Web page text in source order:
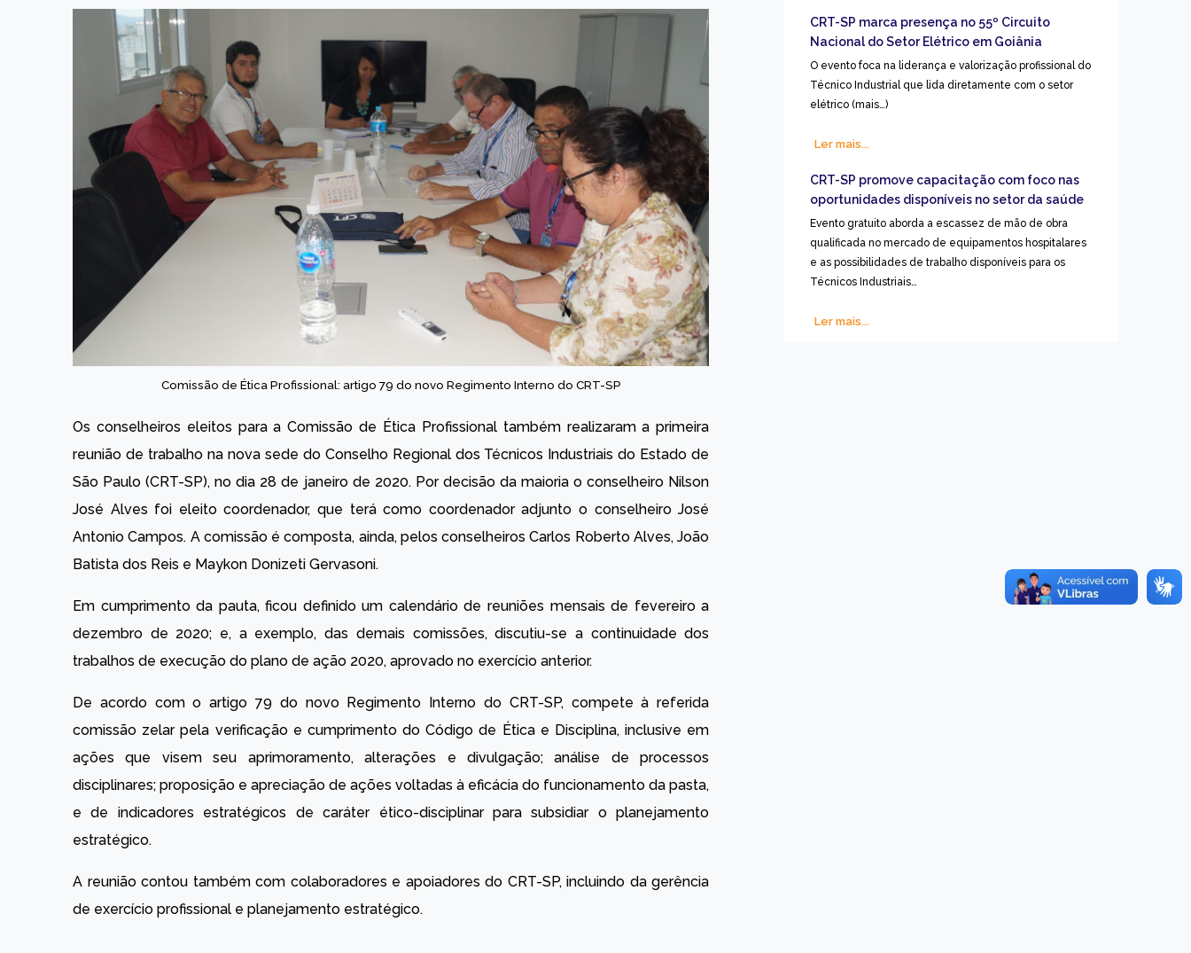
Comissão de Ética Profissional: artigo 79 do novo Regimento Interno do CRT-SP
Os conselheiros eleitos para a Comissão de Ética Profissional também realizaram a primeira
reunião de trabalho na nova sede do Conselho Regional dos Técnicos Industriais do Estado de
São Paulo (CRT-SP), no dia 28 de janeiro de 2020. Por decisão da maioria o conselheiro Nilson
José Alves foi eleito coordenador, que terá como coordenador adjunto o conselheiro José
Antonio Campos. A comissão é composta, ainda, pelos conselheiros Carlos Roberto Alves, João
Batista dos Reis e Maykon Donizeti Gervasoni.
Em cumprimento da pauta, ficou definido um calendário de reuniões mensais de fevereiro a
dezembro de 2020; e, a exemplo, das demais comissões, discutiu-se a continuidade dos
trabalhos de execução do plano de ação 2020, aprovado no exercício anterior.
De acordo com o artigo 79 do novo Regimento Interno do CRT-SP, compete à referida
comissão zelar pela verificação e cumprimento do Código de Ética e Disciplina, inclusive em
ações que visem seu aprimoramento, alterações e divulgação; análise de processos
disciplinares; proposição e apreciação de ações voltadas à eficácia do funcionamento da pasta,
e de indicadores estratégicos de caráter ético-disciplinar para subsidiar o planejamento
estratégico.
A reunião contou também com colaboradores e apoiadores do CRT-SP, incluindo da gerência
de exercício profissional e planejamento estratégico.
CRT-SP marca presença no 55º Circuito
Nacional do Setor Elétrico em Goiânia
O evento foca na liderança e valorização profissional do
Técnico Industrial que lida diretamente com o setor
elétrico (mais…)
Ler mais...
CRT-SP promove capacitação com foco nas
oportunidades disponíveis no setor da saúde
Evento gratuito aborda a escassez de mão de obra
qualificada no mercado de equipamentos hospitalares
e as possibilidades de trabalho disponíveis para os
Técnicos Industriais…
Ler mais...